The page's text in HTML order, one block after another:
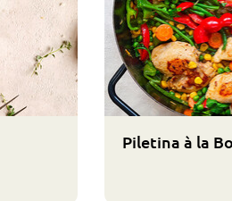
Piletina à la